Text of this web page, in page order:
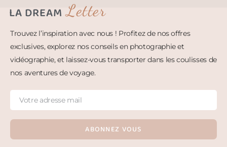
LA DREAM Letter
Trouvez l’inspiration avec nous ! Profitez de nos offres
exclusives, explorez nos conseils en photographie et
vidéographie, et laissez-vous transporter dans les coulisses de
nos aventures de voyage.
ABONNEZ VOUS